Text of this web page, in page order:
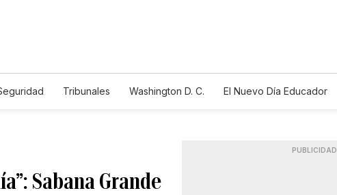
Tribunales Washington D. C.
El Nuevo Día Educador
Sabana Grande
PUBLICIDAD